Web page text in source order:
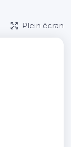
Plein écran